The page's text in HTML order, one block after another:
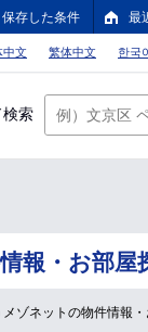
保存した条件 最
中文 繁体中文 한국
検索
報・お部屋
ゾネットの物件情報・